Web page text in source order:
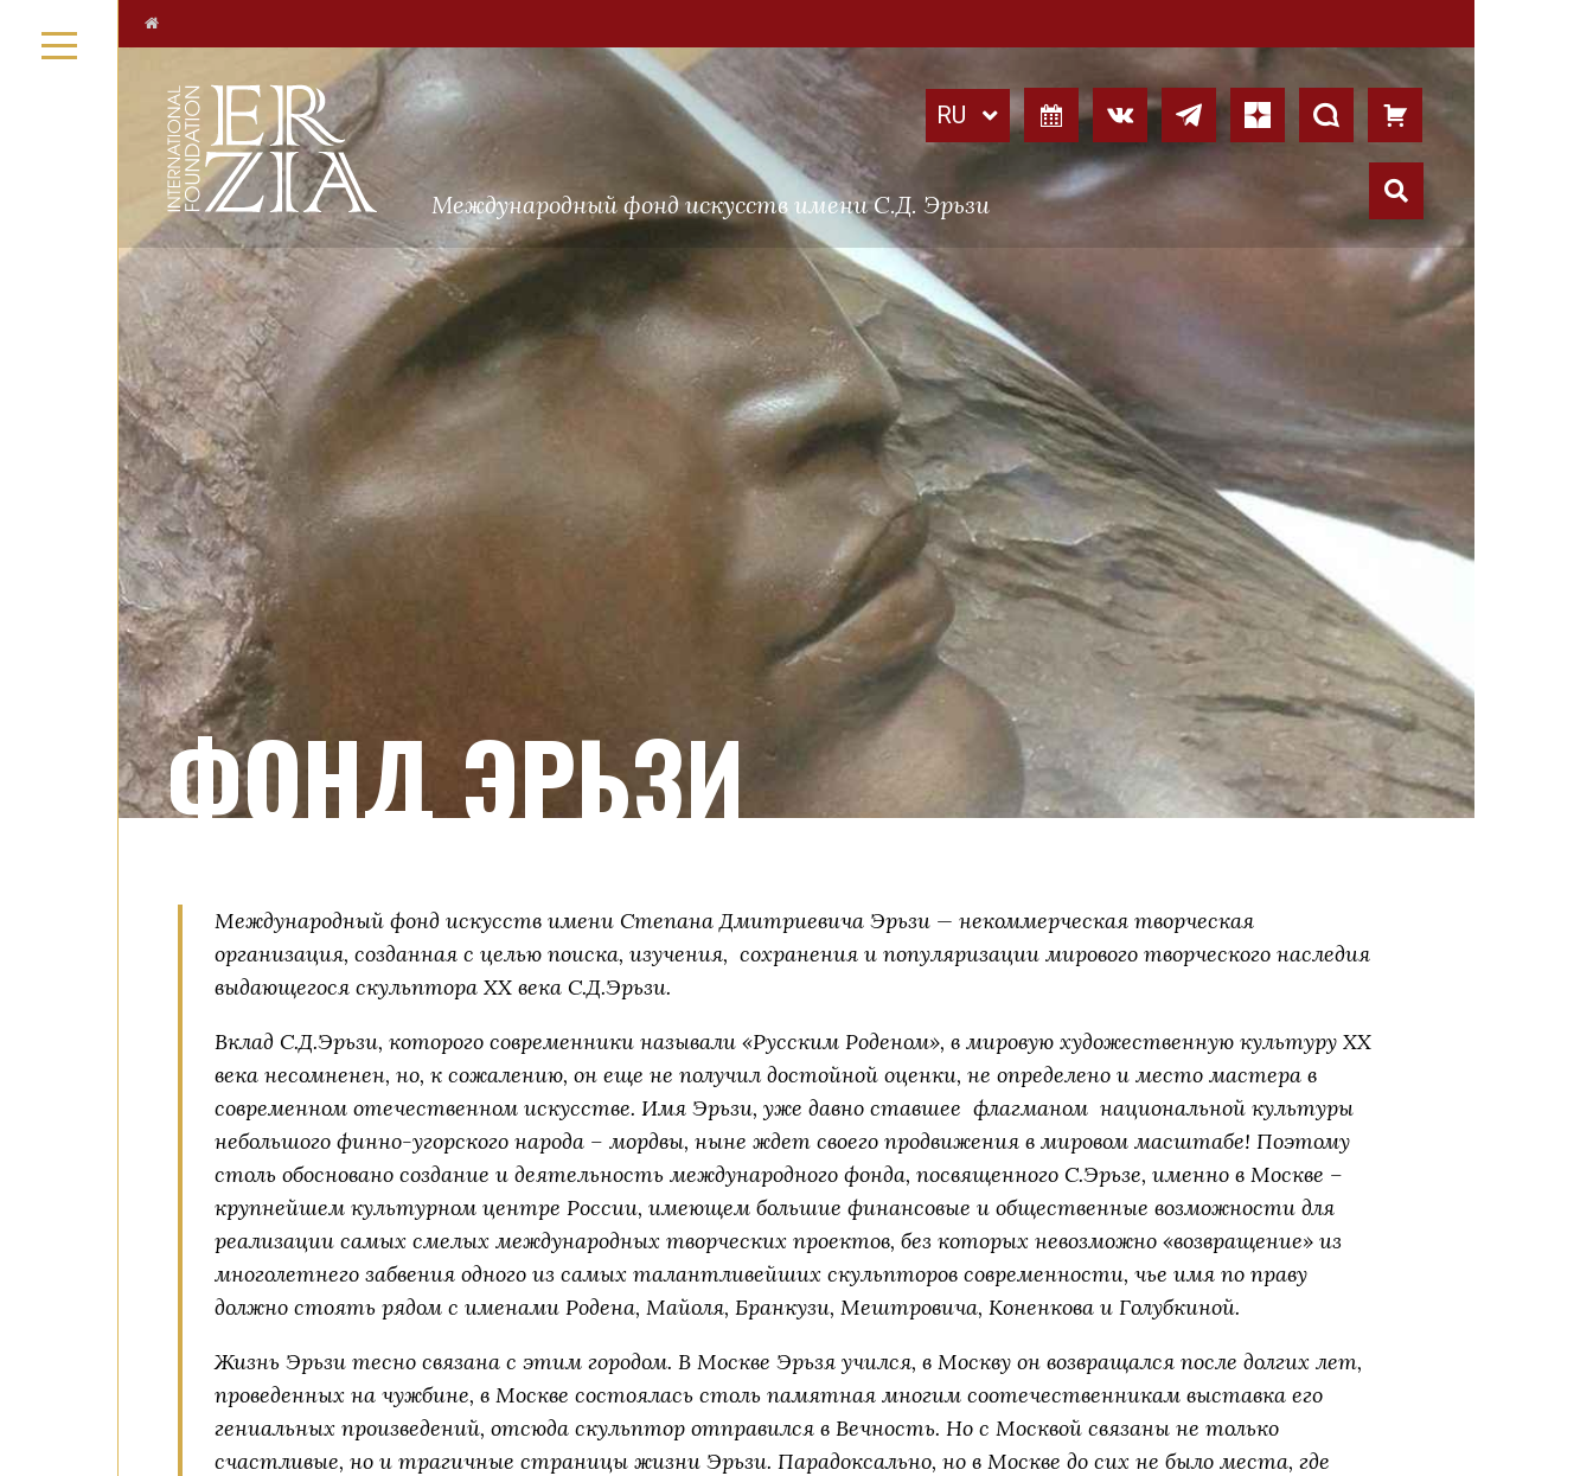
Международный фонд искусств имени С.Д. Эрьзи
ФОНД ЭРЬЗИ
Международный фонд искусств имени Степана Дмитриевича Эрьзи — некоммерческая творческая
организация, созданная с целью поиска, изучения, сохранения и популяризации мирового творческого наследия
выдающегося скульптора ХХ века С.Д.Эрьзи.
Вклад С.Д.Эрьзи, которого современники называли «Русским Роденом», в мировую художественную культуру ХХ
века несомненен, но, к сожалению, он еще не получил достойной оценки, не определено и место мастера в
современном отечественном искусстве. Имя Эрьзи, уже давно ставшее флагманом национальной культуры
небольшого финно-угорского народа – мордвы, ныне ждет своего продвижения в мировом масштабе! Поэтому
столь обосновано создание и деятельность международного фонда, посвященного С.Эрьзе, именно в Москве –
крупнейшем культурном центре России, имеющем большие финансовые и общественные возможности для
реализации самых смелых международных творческих проектов, без которых невозможно «возвращение» из
многолетнего забвения одного из самых талантливейших скульпторов современности, чье имя по праву
должно стоять рядом с именами Родена, Майоля, Бранкузи, Мештровича, Коненкова и Голубкиной.
Жизнь Эрьзи тесно связана с этим городом. В Москве Эрьзя учился, в Москву он возвращался после долгих лет,
проведенных на чужбине, в Москве состоялась столь памятная многим соотечественникам выставка его
гениальных произведений, отсюда скульптор отправился в Вечность. Но с Москвой связаны не только
счастливые, но и трагичные страницы жизни Эрьзи. Парадоксально, но в Москве до сих не было места, где